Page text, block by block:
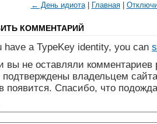
← День идиота| Главная|
КОММЕНТАРИЙ
have a TypeKey identity, you can
вы не оставляли
подтверждены владельцем
появится. Спасибо, что